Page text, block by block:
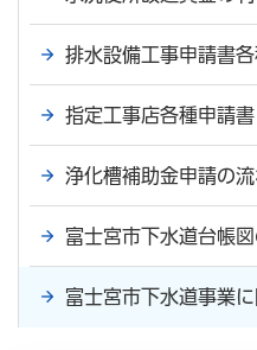
排水設備工事申請書
指定工事店各種申請書
浄化槽補助金申請の
富士宮市下水道台帳
富士宮市下水道事業